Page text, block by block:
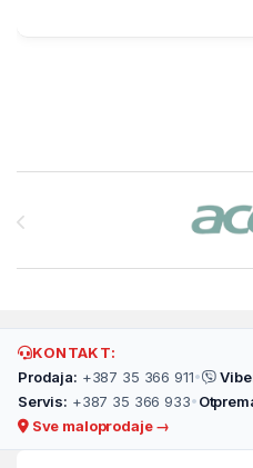
KONTAKT:
Prodaja: +387 35 366 911•
Servis: +387 35 366 933•
Sve maloprodaje →